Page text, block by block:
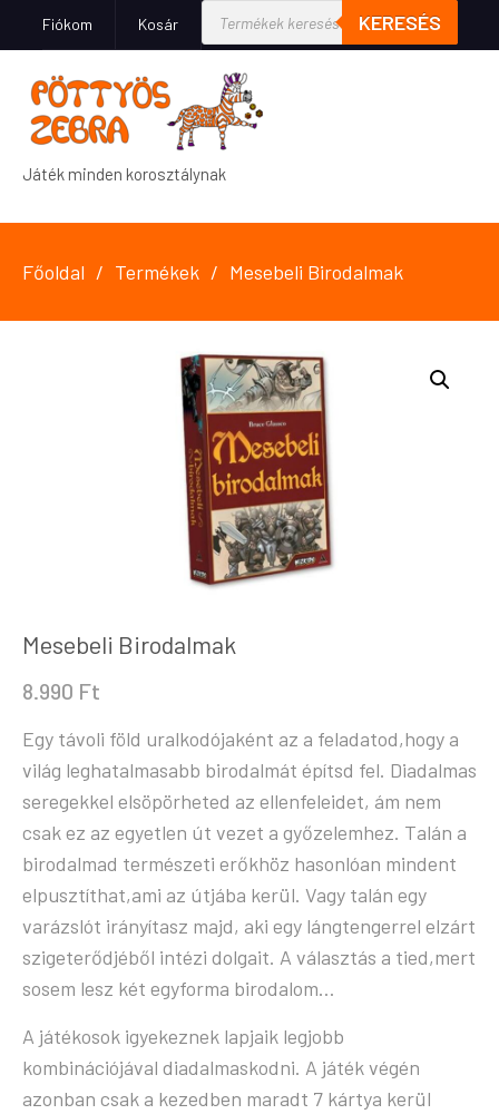
Fiókom Kosár KERESÉS
Játék minden korosztálynak
Főoldal Termékek Mesebeli Birodalmak
Mesebeli Birodalmak
8.990 Ft
Egy távoli föld uralkodójaként az a feladatod,hogy a
világ leghatalmasabb birodalmát építsd fel. Diadalmas
seregekkel elsöpörheted az ellenfeleidet, ám nem
csak ez az egyetlen út vezet a győzelemhez. Talán a
birodalmad természeti erőkhöz hasonlóan mindent
elpusztíthat,ami az útjába kerül. Vagy talán egy
varázslót irányítasz majd, aki egy lángtengerrel elzárt
szigeterődjéből intézi dolgait. A választás a tied,mert
sosem lesz két egyforma birodalom…
A játékosok igyekeznek lapjaik legjobb
kombinációjával diadalmaskodni. A játék végén
azonban csak a kezedben maradt 7 kártya kerül